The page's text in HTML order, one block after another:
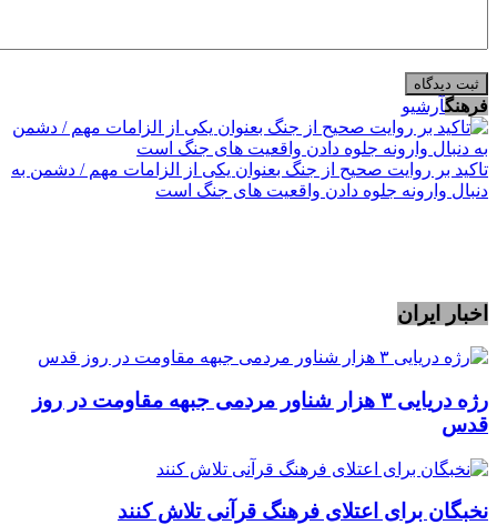
فرهنگآرشیو
تاکید بر روایت صحیح از جنگ بعنوان یکی از الزامات مهم / دشمن به
دنبال وارونه جلوه دادن واقعیت های جنگ است
اخبار ایران
رژه دریایی ۳ هزار شناور مردمی جبهه مقاومت در روز
قدس
نخبگان برای اعتلای فرهنگ قرآنی تلاش کنند